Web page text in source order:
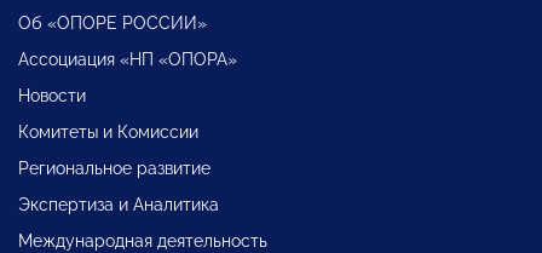
Об «ОПОРЕ РОССИИ»
Ассоциация «НП «ОПОРА»
Новости
Комитеты и Комиссии
Региональное развитие
Экспертиза и Аналитика
Международная деятельность